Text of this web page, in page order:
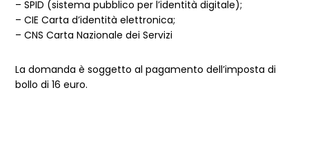
– SPID (sistema pubblico per l’identità digitale);
– CIE Carta d’identità elettronica;
– CNS Carta Nazionale dei Servizi
La domanda è soggetto al pagamento dell’imposta di
bollo di 16 euro.